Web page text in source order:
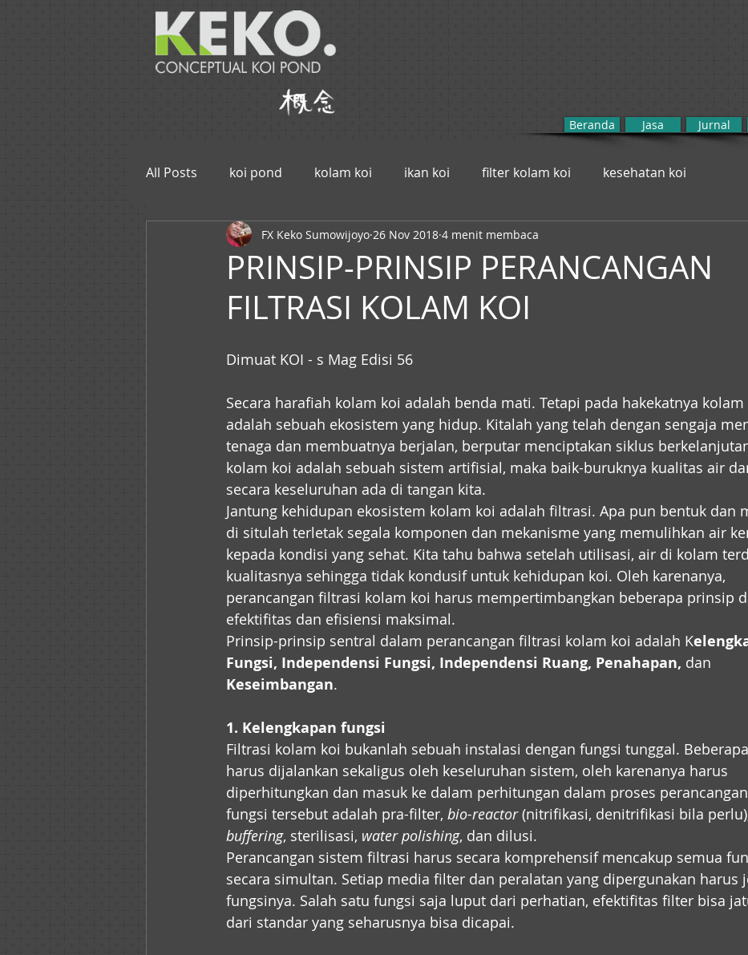
Beranda Jasa Jurnal
All Posts koi pond kolam koi ikan koi filter kolam koi kesehatan koi
PRINSIP-PRINSIP PERANCANGAN
FILTRASI KOLAM KOI
FX Keko Sumowijoyo 26 Nov 2018 4 menit membaca
Dimuat KOI - s Mag Edisi 56
Secara harafiah kolam koi adalah benda mati. Tetapi pada hakekatnya kolam
adalah sebuah ekosistem yang hidup. Kitalah yang telah dengan sengaja
tenaga dan membuatnya berjalan, berputar menciptakan siklus
kolam koi adalah sebuah sistem artifisial, maka baik-buruknya kualitas air
secara keseluruhan ada di tangan kita.
Jantung kehidupan ekosistem kolam koi adalah filtrasi. Apa pun bentuk dan
di situlah terletak segala komponen dan mekanisme yang memulihkan air
kepada kondisi yang sehat. Kita tahu bahwa setelah utilisasi, air di kolam
kualitasnya sehingga tidak kondusif untuk kehidupan koi. Oleh karenanya,
perancangan filtrasi kolam koi harus mempertimbangkan beberapa prinsip
efektifitas dan efisiensi maksimal.
Prinsip-prinsip sentral dalam perancangan filtrasi kolam koi adalah K
Fungsi, Independensi Fungsi, Independensi Ruang, Penahapan, dan
Keseimbangan.
1. Kelengkapan fungsi
Filtrasi kolam koi bukanlah sebuah instalasi dengan fungsi tunggal.
harus dijalankan sekaligus oleh keseluruhan sistem, oleh karenanya harus
diperhitungkan dan masuk ke dalam perhitungan dalam proses
fungsi tersebut adalah pra-filter, bio-reactor (nitrifikasi, denitrifikasi bila
buffering, sterilisasi, water polishing, dan dilusi.
Perancangan sistem filtrasi harus secara komprehensif mencakup semua
secara simultan. Setiap media filter dan peralatan yang dipergunakan harus
fungsinya. Salah satu fungsi saja luput dari perhatian, efektifitas filter bisa
dari standar yang seharusnya bisa dicapai.